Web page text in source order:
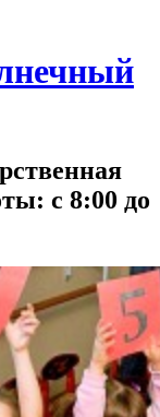
с 8:00 до